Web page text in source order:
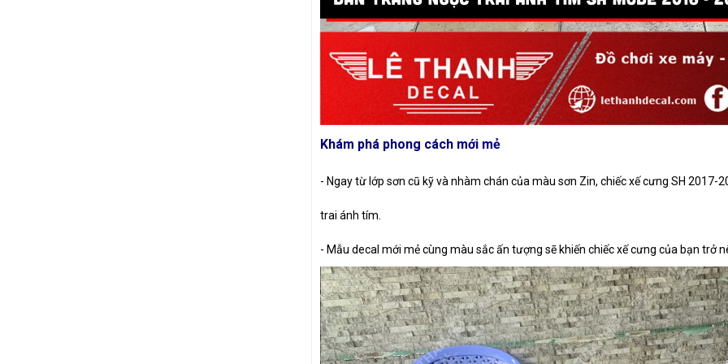
Khám phá phong cách mới mẻ
- Ngay từ lớp sơn cũ kỹ và nhàm chán của màu sơn Zin, chiếc xế cưng SH
trai ánh tím.
- Mẫu decal mới mẻ cùng màu sắc ấn tượng sẽ khiến chiếc xế cưng của bạn trở